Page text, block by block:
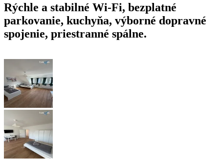
Rýchle a stabilné Wi-Fi, bezplatné
parkovanie, kuchyňa, výborné dopravné
spojenie, priestranné spálne.